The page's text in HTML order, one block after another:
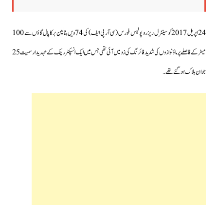
24 اپریل 2017 کو سینٹرل ریزرو پولیس فورس (سی آر پی ایف) کی 74ویں بٹالین برکاپال گاؤں سے 100
میٹر کے فاصلے پر ماؤنوازوں کی شدید فائرنگ کی زد میں آئی تھی جس میں ایک انسپکٹر رینک کے عہدیدار سمیت 25
جوان ہلاک ہوگئے تھے۔